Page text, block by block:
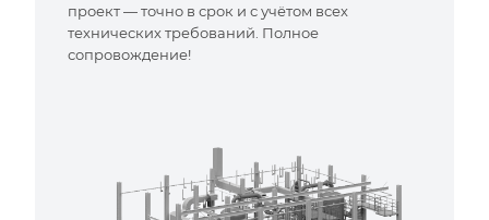
проект — точно в срок и с учётом всех
технических требований. Полное
сопровождение!